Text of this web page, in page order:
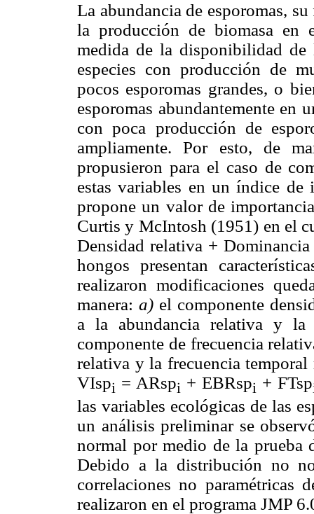
La abundancia de esporomas,
la producción de biomasa en
medida de la disponibilidad de
especies con producción de
pocos esporomas grandes, o
esporomas abundantemente en
con poca producción de
ampliamente. Por esto, de
propusieron para el caso de
estas variables en un índice de
propone un valor de
Curtis y McIntosh (1951) en el
Densidad relativa +
hongos presentan
realizaron modificaciones
manera: a) el componente
a la abundancia relativa y
componente de frecuencia
relativa y la frecuencia
VIspi = ARspi + EBRspi + FTsp
las variables ecológicas de las
un análisis preliminar se
normal por medio de la prueba
Debido a la distribución no
correlaciones no paramétricas
realizaron en el programa JMP